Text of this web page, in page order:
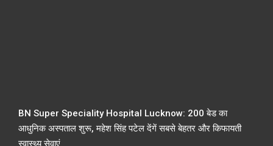
BN Super Speciality Hospital Lucknow: 200 बेड का
आधुनिक अस्पताल शुरू, महेश सिंह पटेल देंगें सबसे बेहतर और किफायती
स्वास्थ्य सेवाएं